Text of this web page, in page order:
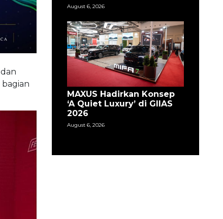
August 6, 2026
MAXUS Hadirkan Konsep
‘A Quiet Luxury’ di GIIAS
2026
August 6, 2026